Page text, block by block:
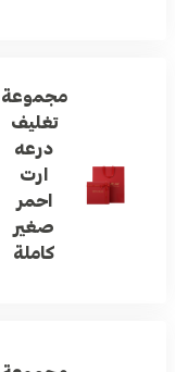
مجموعة
تغليف
درعه
ارت
احمر
صغير
كاملة